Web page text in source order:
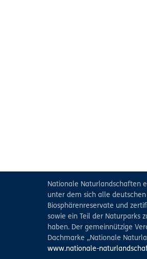
Nationale Naturlandschaften
unter dem sich alle
Biosphärenreservate und
sowie ein Teil der Naturparks
haben. Der gemeinnützige
Dachmarke „Nationale
www.nationale-